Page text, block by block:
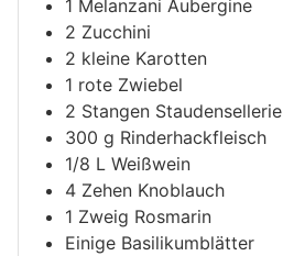
1 Melanzani Aubergine
2 Zucchini
2 kleine Karotten
1 rote Zwiebel
2 Stangen Staudensellerie
300 g Rinderhackfleisch
1/8 L Weißwein
4 Zehen Knoblauch
1 Zweig Rosmarin
Einige Basilikumblätter